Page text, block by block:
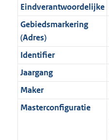
f
o
r
m
a
a
t
b
n
f
o
r
m
a
a
t
K
i
n
f
o
r
m
a
a
t
b
e
i
n
f
o
r
m
a
a
1
Eindverantwoordelijke
Gebiedsmarkering
(Adres)
Identifier
Jaargang
Maker
Masterconfiguratie